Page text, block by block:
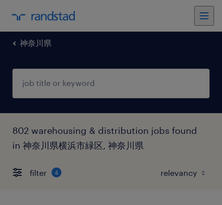
神奈川県
802 warehousing & distribution jobs found
in 神奈川県横浜市緑区, 神奈川県
filter 4